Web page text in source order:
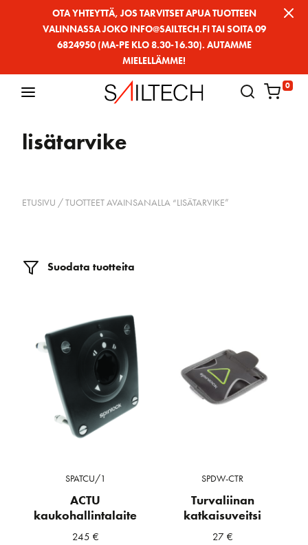
OTA YHTEYTTÄ, JOS TARVITSET APUA TUOTTEEN
VALINNASSA JOKO INFO@SAILTECH.FI TAI SOITA 09
6824950 (MA-PE KLO 8.30-16.30). AUTAMME
MIELELLÄMME!
0
lisätarvike
ETUSIVU / TUOTTEET AVAINSANALLA “LISÄTARVIKE”
Suodata tuotteita
SPATCU/1
ACTU
kaukohallintalaite
245 €
SPDW-CTR
Turvaliinan
katkaisuveitsi
27 €